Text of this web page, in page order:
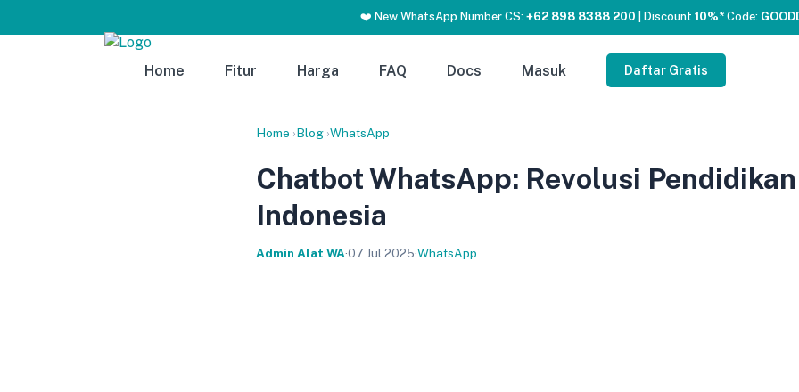
❤️ New WhatsApp Number CS: +62 898 8388 200 | Discount 10%* Code:
Home Fitur Harga FAQ Docs Masuk Daftar Gratis
Home ›Blog ›WhatsApp
Chatbot WhatsApp: Revolusi
Indonesia
Admin Alat WA·07 Jul 2025·WhatsApp